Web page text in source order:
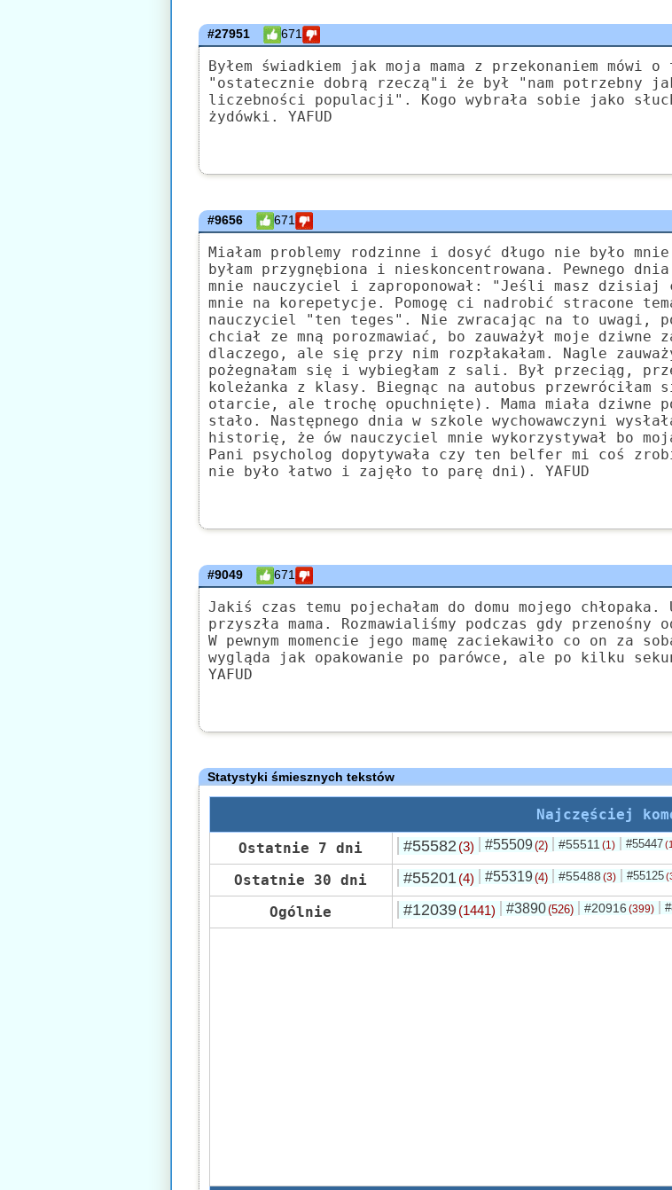
#27951 671
Byłem świadkiem jak moja mama z przekonaniem mówi
"ostatecznie dobrą rzeczą"i że był "nam potrzebny
liczebności populacji". Kogo wybrała sobie jako
żydówki. YAFUD
#9656 671
Miałam problemy rodzinne i dosyć długo nie było
byłam przygnębiona i nieskoncentrowana. Pewnego
mnie nauczyciel i zaproponował: "Jeśli masz
mnie na korepetycje. Pomogę ci nadrobić stracone
nauczyciel "ten teges". Nie zwracając na to uwagi,
chciał ze mną porozmawiać, bo zauważył moje dziwne
dlaczego, ale się przy nim rozpłakałam. Nagle
pożegnałam się i wybiegłam z sali. Był przeciąg,
koleżanka z klasy. Biegnąc na autobus
otarcie, ale trochę opuchnięte). Mama miała dziwne
stało. Następnego dnia w szkole wychowawczyni
historię, że ów nauczyciel mnie wykorzystywał bo
Pani psycholog dopytywała czy ten belfer mi coś
nie było łatwo i zajęło to parę dni). YAFUD
#9049 671
Jakiś czas temu pojechałam do domu mojego
przyszła mama. Rozmawialiśmy podczas gdy
W pewnym momencie jego mamę zaciekawiło co on za
wygląda jak opakowanie po parówce, ale po kilku
YAFUD
Statystyki śmiesznych tekstów
Najczęściej
Ostatnie 7 dni
#55582 (3) #55509(2) #55511 (1) #55447
Ostatnie 30 dni #55201 (4) #55319(4) #55488 (3) #55125
Ogólnie #12039 (1441) #3890(526) #20916 (399)